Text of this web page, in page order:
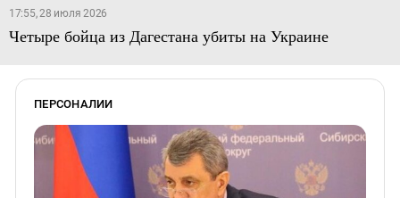
17:55, 28 июля 2026
Четыре бойца из Дагестана убиты на Украине
ПЕРСОНАЛИИ